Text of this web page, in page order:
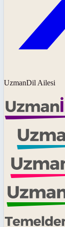
UzmanDil Ailesi